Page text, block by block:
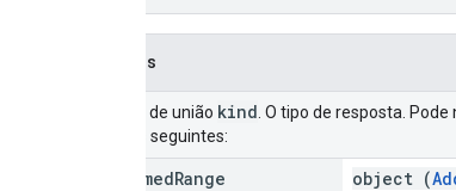
Campos
Campo de união kind . O tipo de resposta.
um dos seguintes:
NamedRange object (